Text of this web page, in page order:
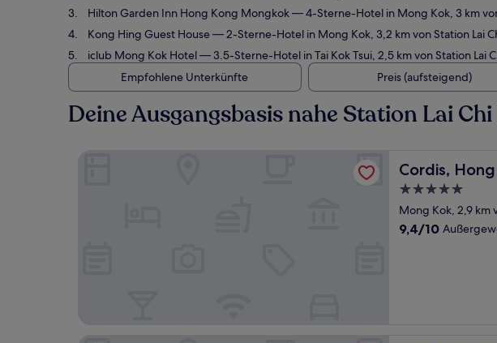
Hilton Garden Inn Hong Kong Mongkok— 4-Sterne-Hotel in Mong Kok, 3 km
Kong Hing Guest House— 2-Sterne-Hotel in Mong Kok, 3,2 km von Station Lai
iclub Mong Kok Hotel— 3.5-Sterne-Hotel in Tai Kok Tsui, 2,5 km von Station
Empfohlene Unterkünfte
Preis (aufsteigend)
Deine Ausgangsbasis nahe Station Lai
Cordis,
Cordis, Hong
5.0-
Sterne-
Unterkunft
Mong Kok, 2,9 km
9.4
9,4/10